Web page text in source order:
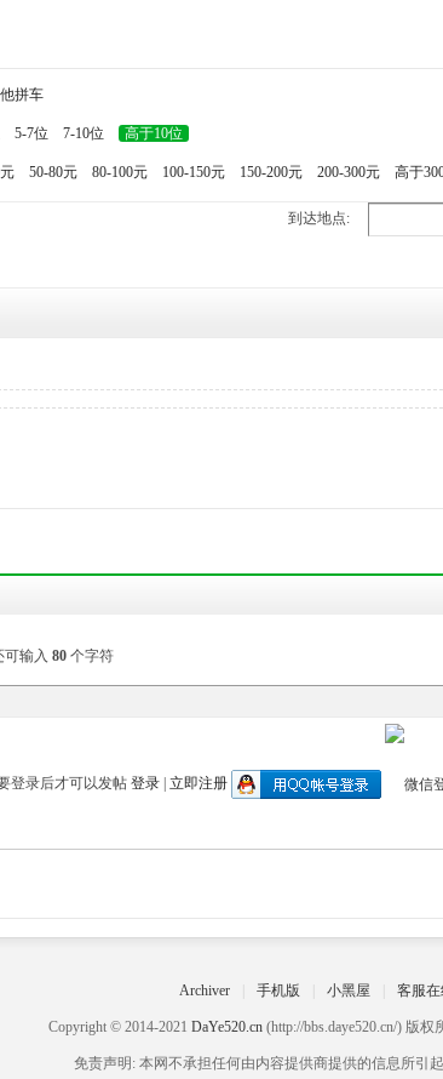
拼车
5-7位 7-10位 高于10位
50-80元 80-100元 100-150元 150-200元 200-300元 高于
到达地点:
可输入 80 个字符
登录后才可以发帖 登录| 立即注册
Archiver 手机版 小黑屋 客服
Copyright © 2014-2021 DaYe520.cn(http://bbs.daye520.cn/) 版权
免责声明: 本网不承担任何由内容提供商提供的信息所引